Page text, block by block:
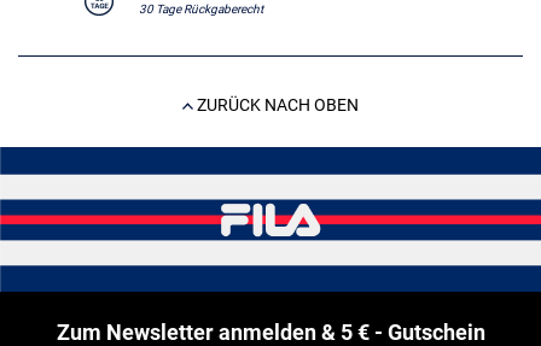
30 Tage Rückgaberecht
ZURÜCK NACH OBEN
Zum Newsletter anmelden & 5 € - Gutschein